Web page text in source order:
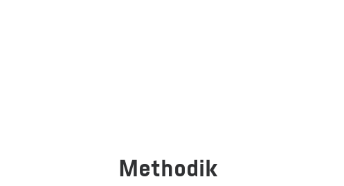
Methodik